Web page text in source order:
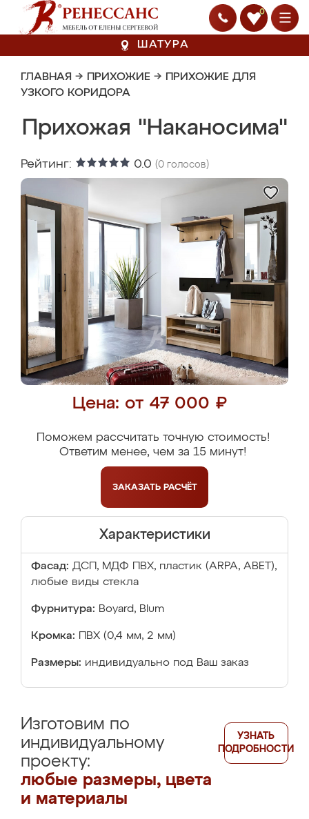
0
ШАТУРА
ГЛАВНАЯ → ПРИХОЖИЕ → ПРИХОЖИЕ ДЛЯ
УЗКОГО КОРИДОРА
Прихожая "Наканосима"
Рейтинг: 0.0 (0 голосов)
Цена: от 47 000 ₽
Поможем рассчитать точную стоимость!
Ответим менее, чем за 15 минут!
ЗАКАЗАТЬ РАСЧЁТ
Характеристики
Фасад: ДСП, МДФ ПВХ, пластик (ARPA, ABET),
любые виды стекла
Фурнитура: Boyard, Blum
Кромка: ПВХ (0,4 мм, 2 мм)
Размеры: индивидуально под Ваш заказ
Изготовим по
индивидуальному
проекту:
любые размеры, цвета
и материалы
УЗНАТЬ
ПОДРОБНОСТИ